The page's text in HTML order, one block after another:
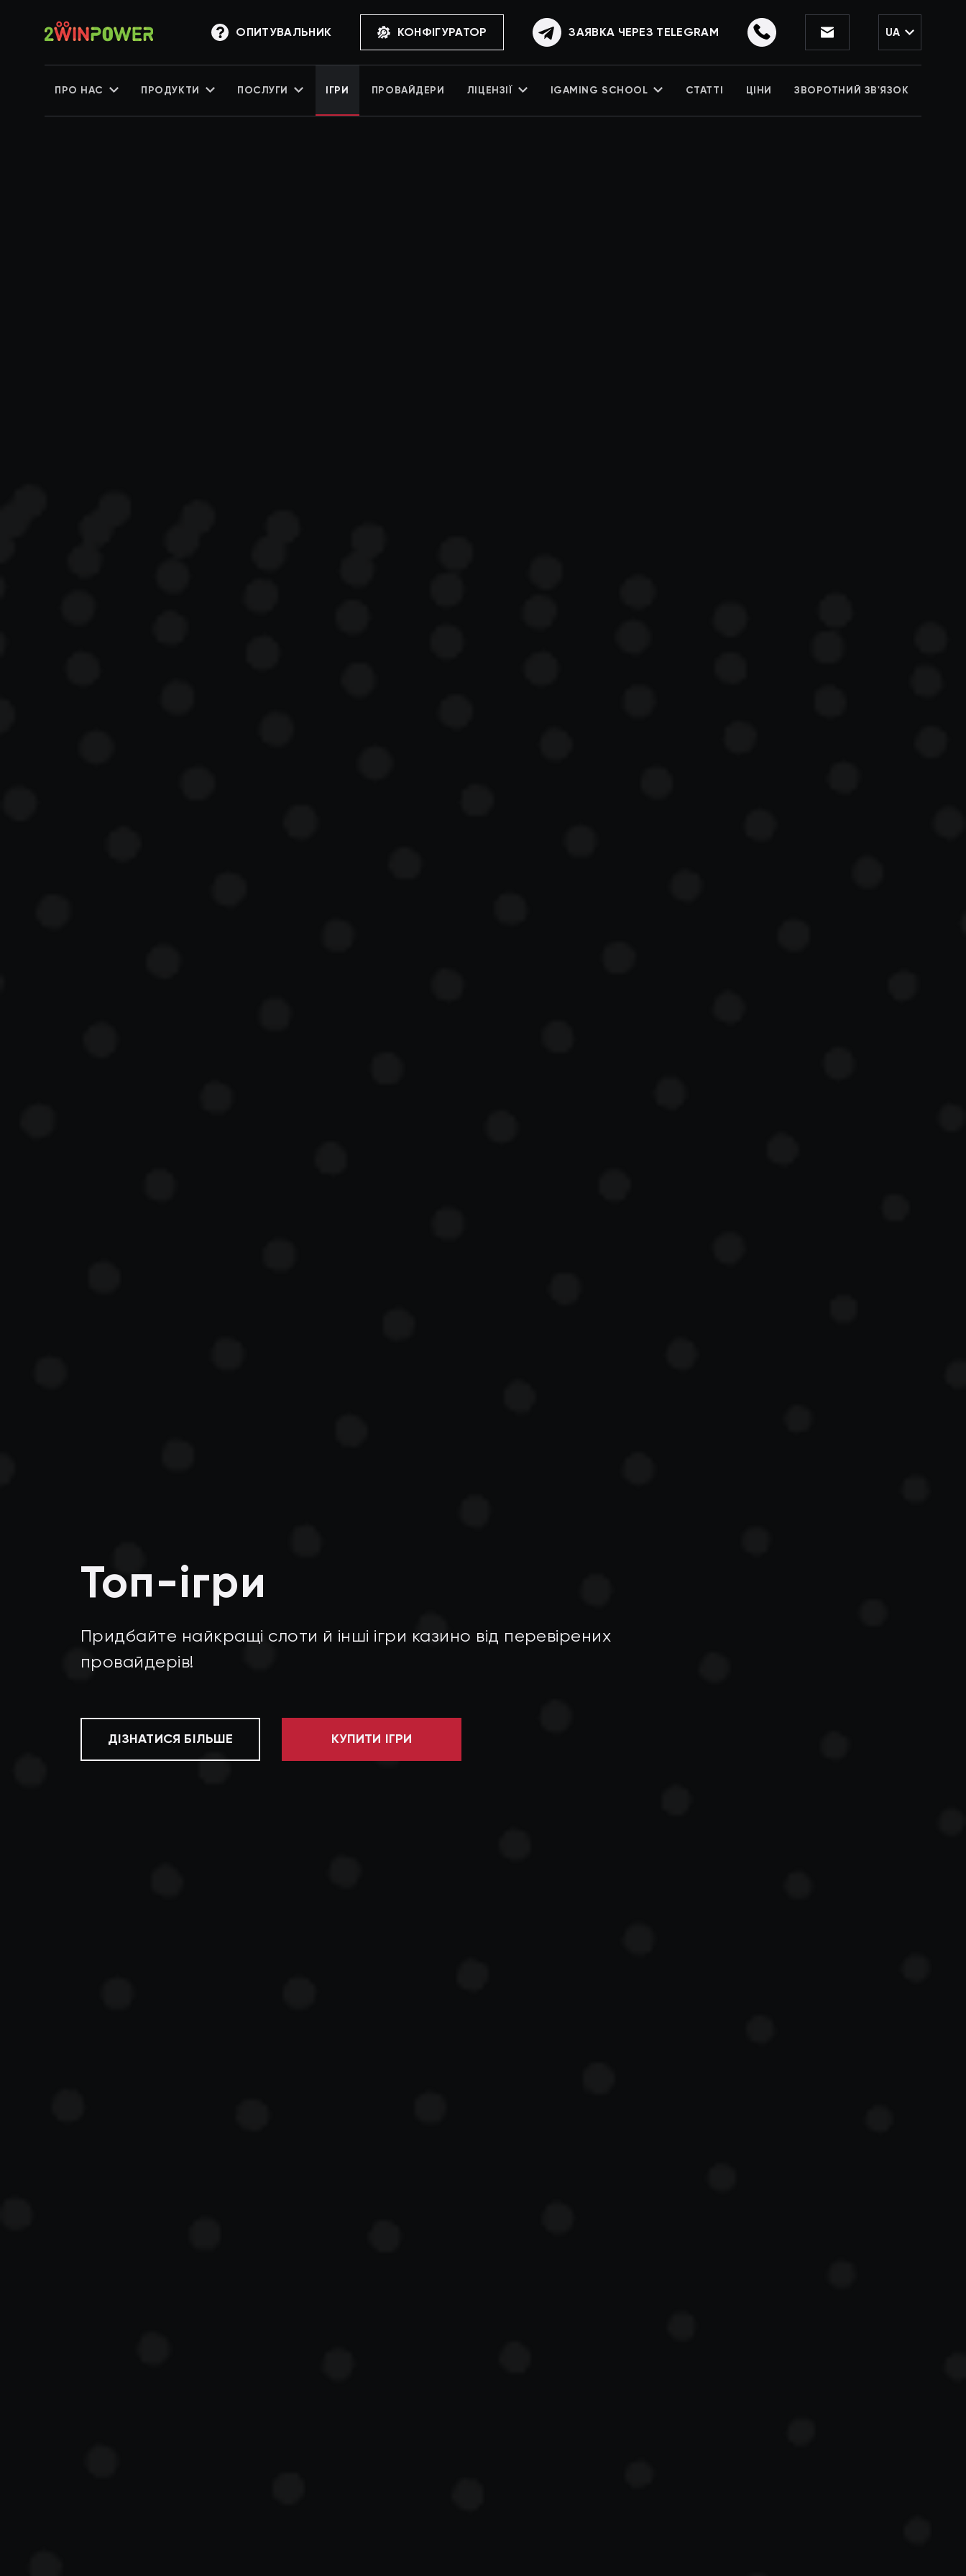
ОПИТУВАЛЬНИК КОНФІГУРАТОР ЗАЯВКА ЧЕРЕЗ TELEGRAM UA
ПРО НАС ПРОДУКТИ ПОСЛУГИ ІГРИ ПРОВАЙДЕРИ ЛІЦЕНЗІЇ IGAMING SCHOOL СТАТТІ ЦІНИ ЗВОРОТНИЙ ЗВ'ЯЗОК
Топ-ігри
Придбайте найкращі слоти й інші ігри казино від перевірених
провайдерів!
ДІЗНАТИСЯ БІЛЬШЕ КУПИТИ ІГРИ